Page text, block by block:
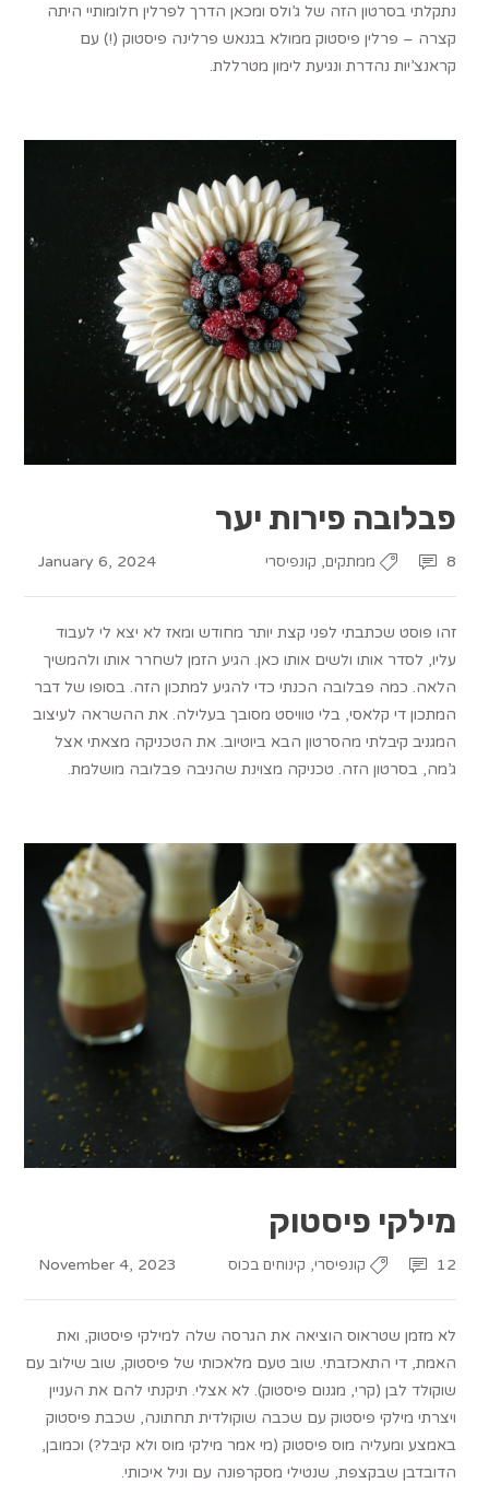
נתקלתי בסרטון הזה של ג’ולס ומכאן הדרך לפרלין חלומותיי היתה
קצרה – פרלין פיסטוק ממולא בגנאש פרלינה פיסטוק (!) עם
קראנצ’יות נהדרת ונגיעת לימון מטרללת.
פבלובה פירות יער
January 6, 2024 ממתקים, קונפיסרי 8
זהו פוסט שכתבתי לפני קצת יותר מחודש ומאז לא יצא לי לעבוד
עליו, לסדר אותו ולשים אותו כאן. הגיע הזמן לשחרר אותו ולהמשיך
הלאה. כמה פבלובה הכנתי כדי להגיע למתכון הזה. בסופו של דבר
המתכון די קלאסי, בלי טוויסט מסובך בעלילה. את ההשראה לעיצוב
המגניב קיבלתי מהסרטון הבא ביוטיוב. את הטכניקה מצאתי אצל
ג’מה, בסרטון הזה. טכניקה מצוינת שהניבה פבלובה מושלמת.
מילקי פיסטוק
November 4, 2023 קונפיסרי, קינוחים בכוס 12
לא מזמן שטראוס הוציאה את הגרסה שלה למילקי פיסטוק, ואת
האמת, די התאכזבתי. שוב טעם מלאכותי של פיסטוק, שוב שילוב עם
שוקולד לבן (קרי, מגנום פיסטוק). לא אצלי. תיקנתי להם את העניין
ויצרתי מילקי פיסטוק עם שכבה שוקולדית תחתונה, שכבת פיסטוק
באמצע ומעליה מוס פיסטוק (מי אמר מילקי מוס ולא קיבל?) וכמובן,
הדובדבן שבקצפת, שנטילי מסקרפונה עם וניל איכותי.